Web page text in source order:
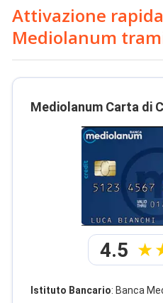
Attivazione
Mediolanum
Mediolanum Carta di
4.5
Istituto Bancario: Banca